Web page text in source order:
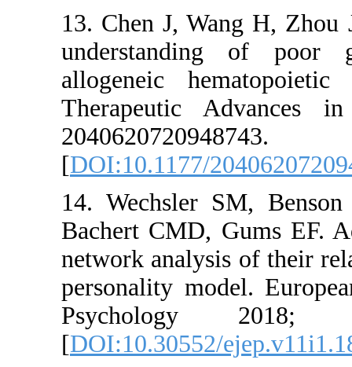
13. Chen
[
14.
Bachert
network
[